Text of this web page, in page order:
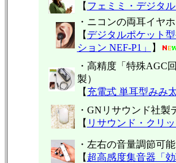
【 フェミミ・デジタ
・ニコンの両耳イヤホ
【 デジタルポケット
ション NEF-P1」
】
・高精度「特殊AGC
製）
【 充電式 単耳型みみ
・GNリサウンド社製
【 リサウンド・クリ
・左右の音量調節可
【 超高感度集音器「効